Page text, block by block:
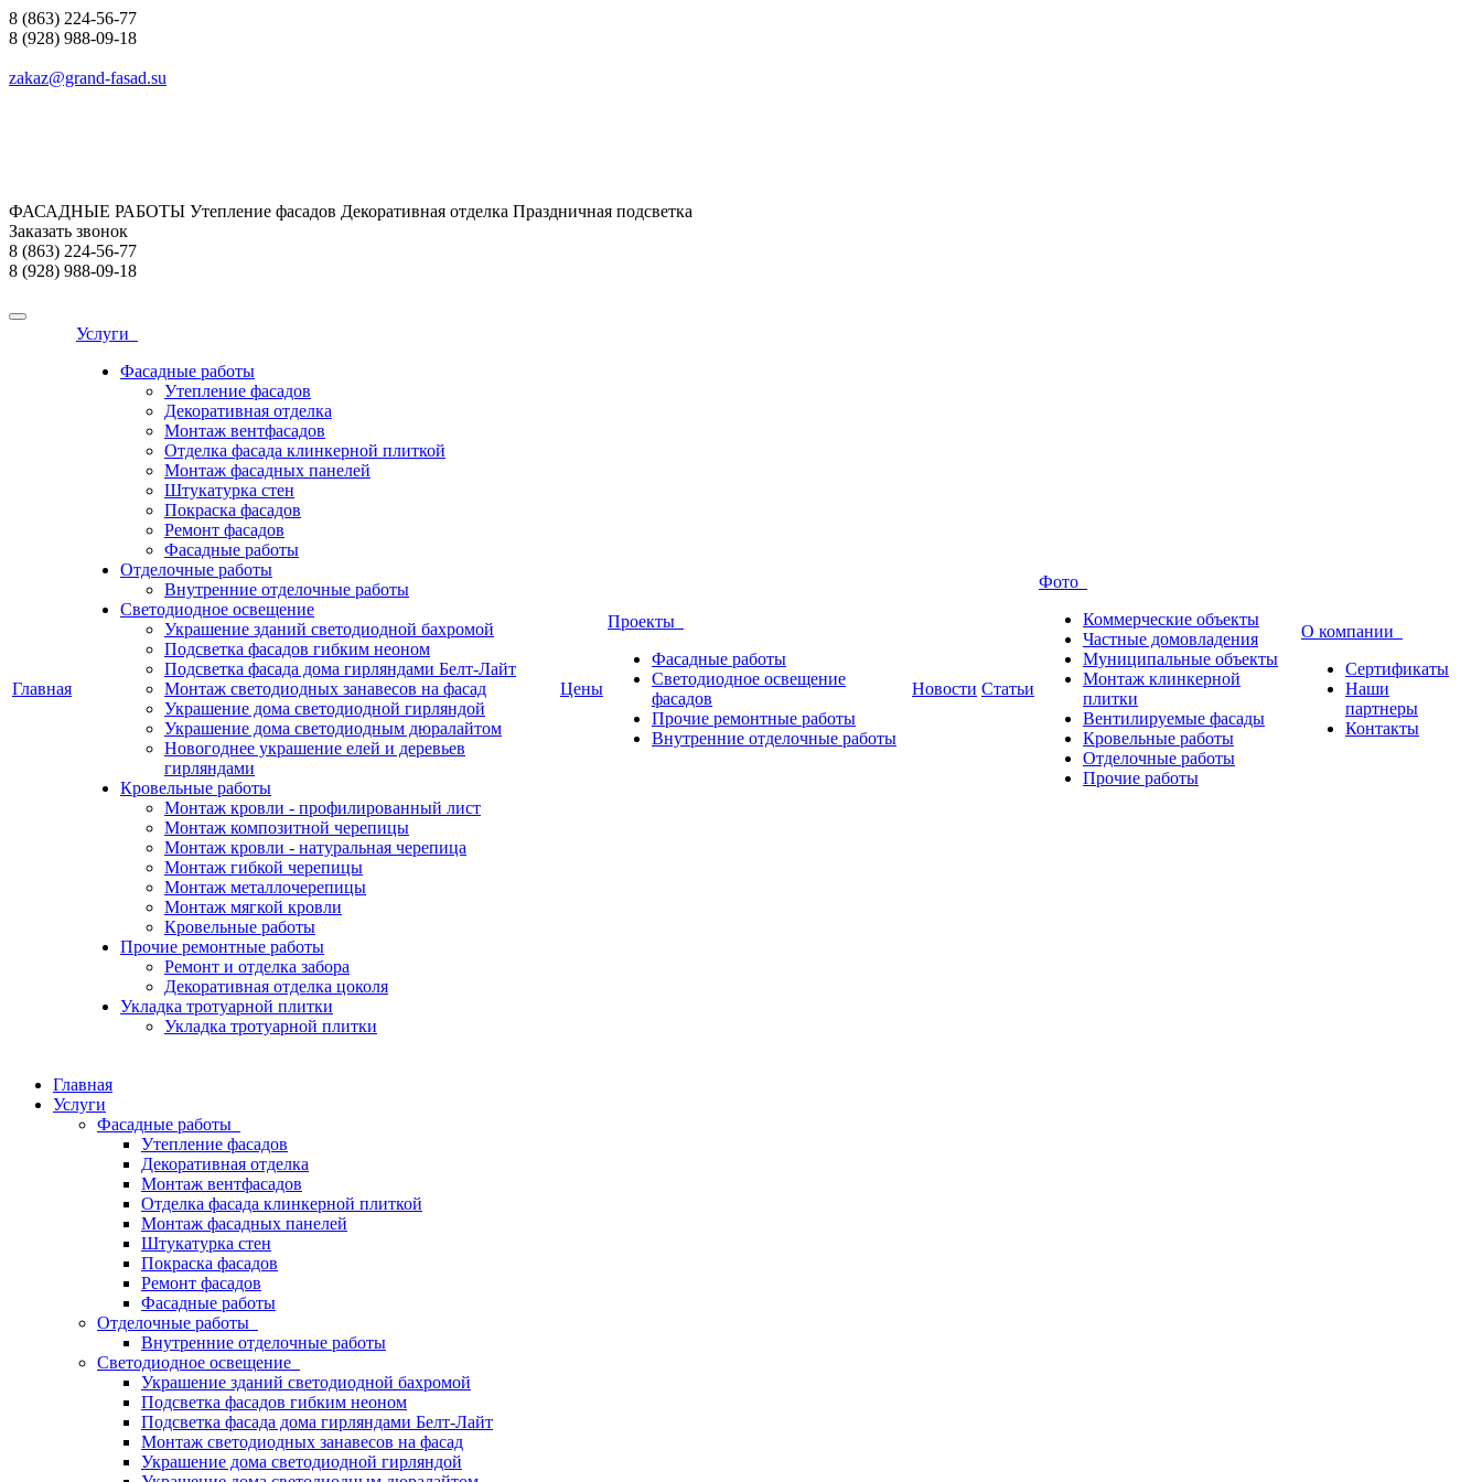
8 (863) 224-56-77
8 (928) 988-09-18
zakaz@grand-fasad.su
ФАСАДНЫЕ РАБОТЫ Утепление фасадов Декоративная отделка Праздничная подсветка
Заказать звонок
8 (863) 224-56-77
8 (928) 988-09-18
Главная
Услуги
Фасадные работы
Утепление фасадов
Декоративная отделка
Монтаж вентфасадов
Отделка фасада клинкерной плиткой
Монтаж фасадных панелей
Штукатурка стен
Покраска фасадов
Ремонт фасадов
Фасадные работы
Отделочные работы
Внутренние отделочные работы
Светодиодное освещение
Украшение зданий светодиодной бахромой
Подсветка фасадов гибким неоном
Подсветка фасада дома гирляндами Белт-Лайт
Монтаж светодиодных занавесов на фасад
Украшение дома светодиодной гирляндой
Украшение дома светодиодным дюралайтом
Новогоднее украшение елей и деревьев
гирляндами
Кровельные работы
Монтаж кровли - профилированный лист
Монтаж композитной черепицы
Монтаж кровли - натуральная черепица
Монтаж гибкой черепицы
Монтаж металлочерепицы
Монтаж мягкой кровли
Кровельные работы
Прочие ремонтные работы
Ремонт и отделка забора
Декоративная отделка цоколя
Укладка тротуарной плитки
Укладка тротуарной плитки
Цены
Проекты
Фасадные работы
Светодиодное освещение
фасадов
Прочие ремонтные работы
Внутренние отделочные работы
Новости Статьи
Фото
Коммерческие объекты
Частные домовладения
Муниципальные объекты
Монтаж клинкерной
плитки
Вентилируемые фасады
Кровельные работы
Отделочные работы
Прочие работы
О компании
Сертификаты
Наши
партнеры
Контакты
Главная
Услуги
Фасадные работы
Утепление фасадов
Декоративная отделка
Монтаж вентфасадов
Отделка фасада клинкерной плиткой
Монтаж фасадных панелей
Штукатурка стен
Покраска фасадов
Ремонт фасадов
Фасадные работы
Отделочные работы
Внутренние отделочные работы
Светодиодное освещение
Украшение зданий светодиодной бахромой
Подсветка фасадов гибким неоном
Подсветка фасада дома гирляндами Белт-Лайт
Монтаж светодиодных занавесов на фасад
Украшение дома светодиодной гирляндой